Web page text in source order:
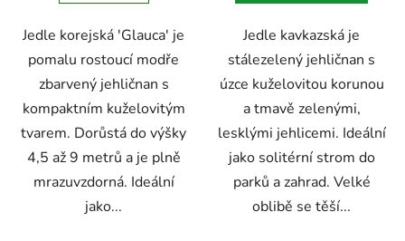
Jedle korejská 'Glauca' je
pomalu rostoucí modře
zbarvený jehličnan s
kompaktním kuželovitým
tvarem. Dorůstá do výšky
4,5 až 9 metrů a je plně
mrazuvzdorná. Ideální
jako...
hvězdiček.
Jedle kavkazská je
stálezelený jehličnan s
úzce kuželovitou korunou
a tmavě zelenými,
lesklými jehlicemi. Ideální
jako solitérní strom do
parků a zahrad. Velké
oblibě se těší...